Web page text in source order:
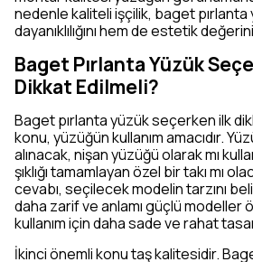
nedenle kaliteli işçilik, baget pırlanta
dayanıklılığını hem de estetik değerini
Baget Pırlanta Yüzük
Dikkat Edilmeli?
Baget pırlanta yüzük seçerken ilk
konu, yüzüğün kullanım amacıdır.
alınacak, nişan yüzüğü olarak mı
şıklığı tamamlayan özel bir takı mı
cevabı, seçilecek modelin tarzını
daha zarif ve anlamı güçlü modeller
kullanım için daha sade ve rahat
İkinci önemli konu taş kalitesidir.